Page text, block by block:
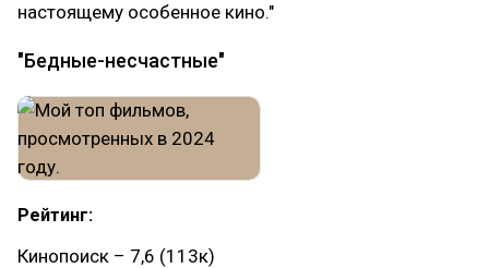
настоящему особенное кино."
"Бедные-несчастные"
Рейтинг:
Кинопоиск – 7,6 (113к)